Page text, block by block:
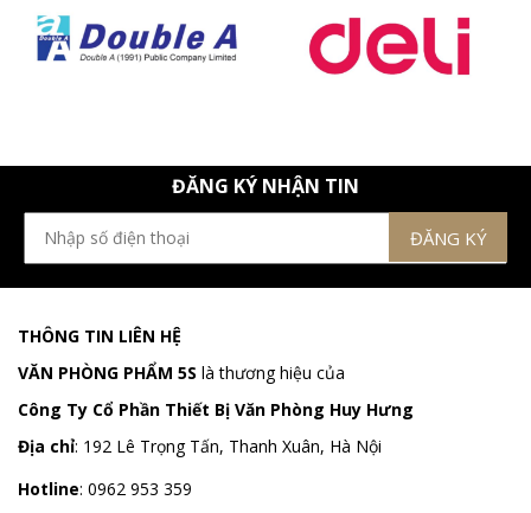
ĐĂNG KÝ NHẬN TIN
THÔNG TIN LIÊN HỆ
VĂN PHÒNG PHẨM 5S là thương hiệu của
Công Ty Cổ Phần Thiết Bị Văn Phòng Huy Hưng
Địa chỉ: 192 Lê Trọng Tấn, Thanh Xuân, Hà Nội
Hotline: 0962 953 359